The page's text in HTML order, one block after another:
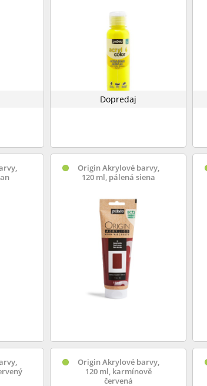
Dopredaj
Origin Akrylové barvy,
120 ml, pálená siena
Origin Akrylové barvy,
120 ml, karmínově
červená